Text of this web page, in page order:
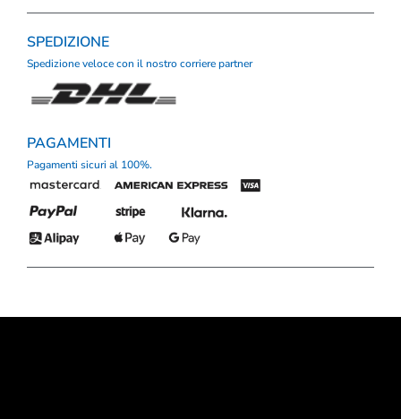
SPEDIZIONE
Spedizione veloce con il nostro corriere partner
PAGAMENTI
Pagamenti sicuri al 100%.